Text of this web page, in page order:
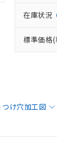
在庫状況
標準価格
つけ穴加工図